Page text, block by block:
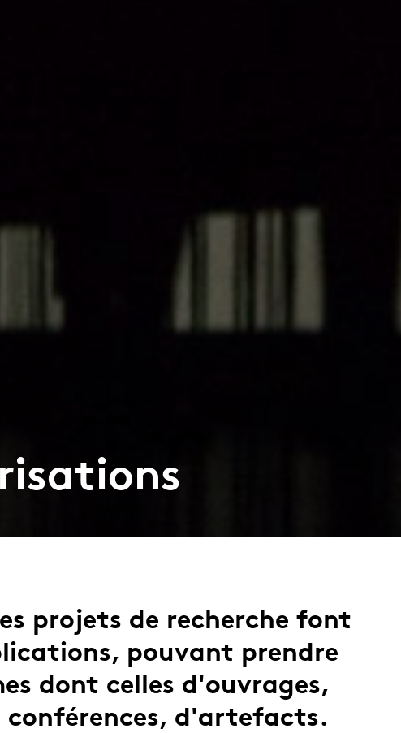
projets de recherche font
pouvant prendre
dont celles d'ouvrages,
d'artefacts.